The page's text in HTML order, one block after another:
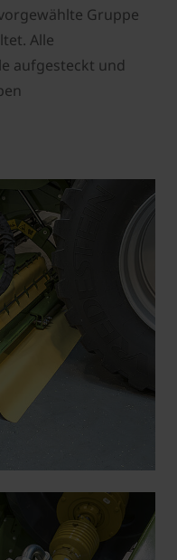
Gruppe
Alle
aufgesteckt und